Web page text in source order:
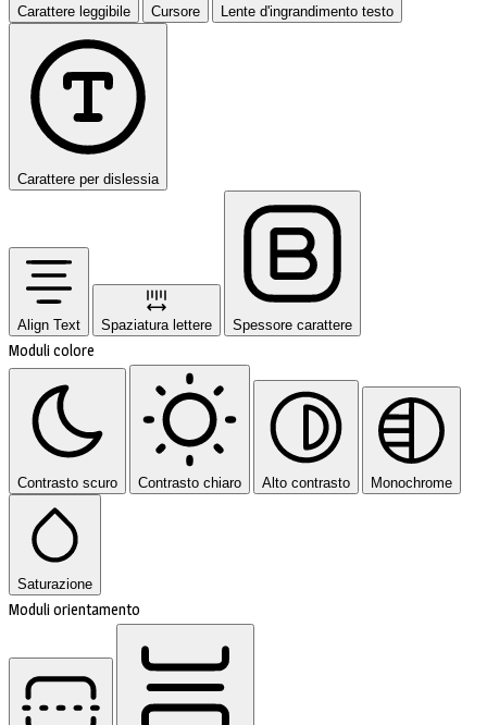
Carattere leggibile Cursore Lente d'ingrandimento testo
Carattere per dislessia
Align Text Spaziatura lettere Spessore carattere
Moduli colore
Contrasto scuro Contrasto chiaro Alto contrasto Monochrome
Saturazione
Moduli orientamento